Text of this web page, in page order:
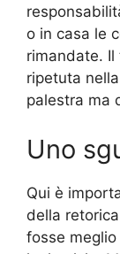
o in casa le
rimandate.
ripetuta
palestra ma
Uno
Qui è
della
fosse